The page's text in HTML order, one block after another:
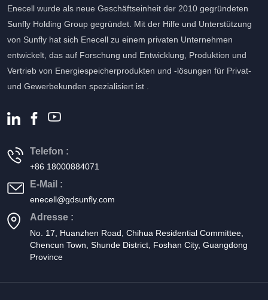
Überlastschutz,
Überlastschutz,
Enecell wurde als neue Geschäftseinheit der 2010 gegründeten
Sunfly Holding Group gegründet. Mit der Hilfe und Unterstützung
von Sunfly hat sich Enecell zu einem privaten Unternehmen
entwickelt, das auf Forschung und Entwicklung, Produktion und
Vertrieb von Energiespeicherprodukten und -lösungen für Privat-
und Gewerbekunden spezialisiert ist .
Telefon :
+86 18000884071
E-Mail :
enecell@gdsunfly.com
Adresse :
No. 17, Huanzhen Road, Chihua Residential Committee,
Chencun Town, Shunde District, Foshan City, Guangdong
Province